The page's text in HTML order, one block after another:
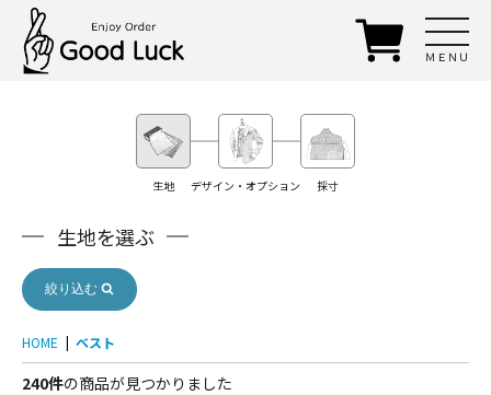
ＭＥＮＵ
生地 デザイン・オプション 採寸
生地を選ぶ
絞り込む
HOME | ベスト
240件の商品が見つかりました